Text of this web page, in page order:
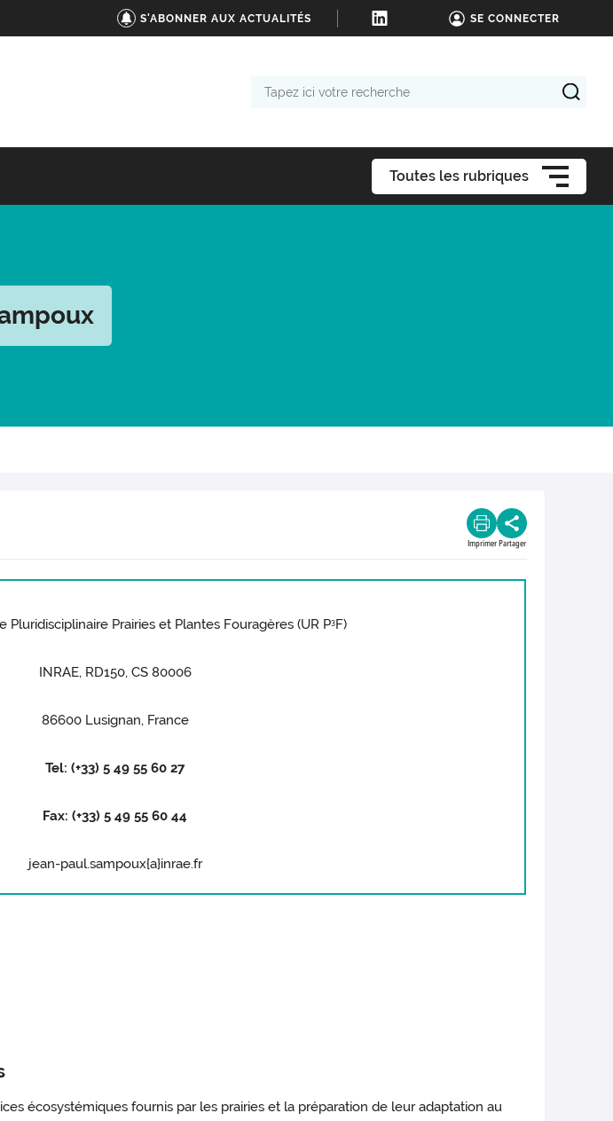
S'ABONNER AUX ACTUALITÉS SE CONNECTER
Toutes les rubriques
Imprimer Partager
Pluridisciplinaire Prairies et Plantes Fouragères (UR P3F)
INRAE, RD150, CS 80006
86600 Lusignan, France
Tel: (+33) 5 49 55 60 27
Fax: (+33) 5 49 55 60 44
jean-paul.sampoux{a}inrae.fr
écosystémiques fournis par les prairies et la préparation de leur adaptation au